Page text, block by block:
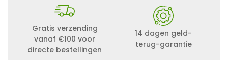
Gratis verzending
vanaf €100 voor
directe bestellingen
14 dagen geld-
terug-garantie